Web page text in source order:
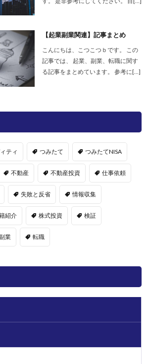
【起業副業関連】記事まとめ
こんにちは、こつこつｂです。 この
記事では、 起業、副業、転職に関す
る記事をまとめています。 参考に[…]
ティ つみたて つみたてNISA
不動産 不動産投資 仕事依頼
失敗と反省 情報収集
紹介 株式投資 検証
業 転職